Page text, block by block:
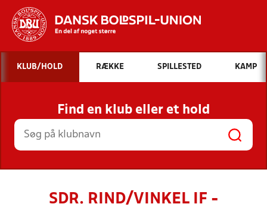
Hvad vil du søge efter?
INDHOLD OG NYHEDER
STILLINGER, RESULTATER, KLUBBER OG
HOLD
KLUB/HOLD RÆKKE SPILLESTED KAMP
Find en klub eller et hold
SDR. RIND/VINKEL IF -